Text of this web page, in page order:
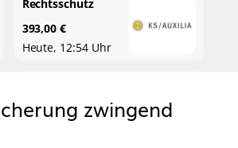
zwingend